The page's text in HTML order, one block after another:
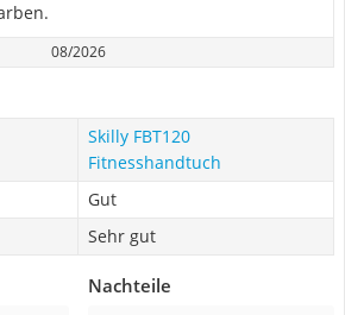
08/2026
Skilly FBT120
Fitnesshandtuch
Gut
Sehr gut
Nachteile